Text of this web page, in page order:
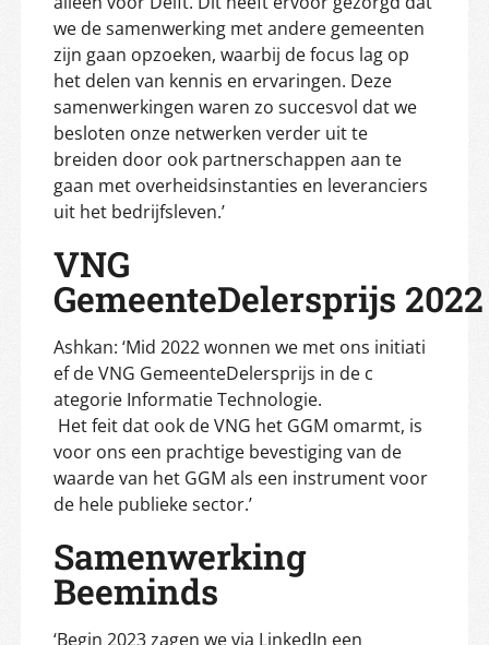
we de samenwerking met andere gemeenten
zijn gaan opzoeken, waarbij de focus lag op
het delen van kennis en ervaringen. Deze
samenwerkingen waren zo succesvol dat we
besloten onze netwerken verder uit te
breiden door ook partnerschappen aan te
gaan met overheidsinstanties en leveranciers
uit het bedrijfsleven.’
VNG
GemeenteDelersprijs 2022
Ashkan: ‘Mid 2022 wonnen we met ons initiati
ef de VNG GemeenteDelersprijs in de c
ategorie Informatie Technologie.
Het feit dat ook de VNG het GGM omarmt, is
voor ons een prachtige bevestiging van de
waarde van het GGM als een instrument voor
de hele publieke sector.’
Samenwerking
Beeminds
‘Begin 2023 zagen we via LinkedIn een